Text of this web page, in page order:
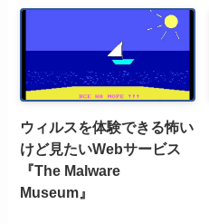
ウィルスを体験できる怖い
けど見たいWebサービス
『The Malware
Museum』